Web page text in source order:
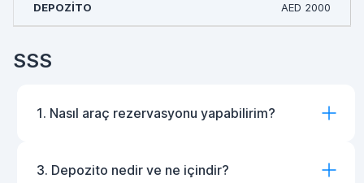
AED 2000
SSS
1. Nasıl araç rezervasyonu yapabilirim?
3. Depozito nedir ve ne içindir?